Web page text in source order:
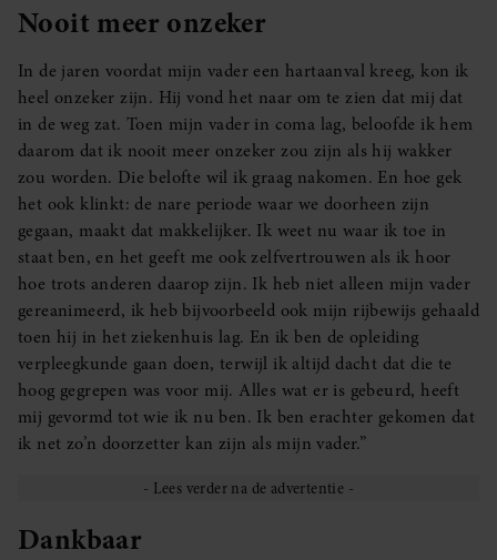
Nooit meer onzeker
In de jaren voordat mijn vader een hartaanval kreeg, kon ik
heel onzeker zijn. Hij vond het naar om te zien dat mij dat
in de weg zat. Toen mijn vader in coma lag, beloofde ik hem
daarom dat ik nooit meer onzeker zou zijn als hij wakker
zou worden. Die belofte wil ik graag nakomen. En hoe gek
het ook klinkt: de nare periode waar we doorheen zijn
gegaan, maakt dat makkelijker. Ik weet nu waar ik toe in
staat ben, en het geeft me ook zelfvertrouwen als ik hoor
hoe trots anderen daarop zijn. Ik heb niet alleen mijn vader
gereanimeerd, ik heb bijvoorbeeld ook mijn rijbewijs gehaald
toen hij in het ziekenhuis lag. En ik ben de opleiding
verpleegkunde gaan doen, terwijl ik altijd dacht dat die te
hoog gegrepen was voor mij. Alles wat er is gebeurd, heeft
mij gevormd tot wie ik nu ben. Ik ben erachter gekomen dat
ik net zo’n doorzetter kan zijn als mijn vader.”
Dankbaar